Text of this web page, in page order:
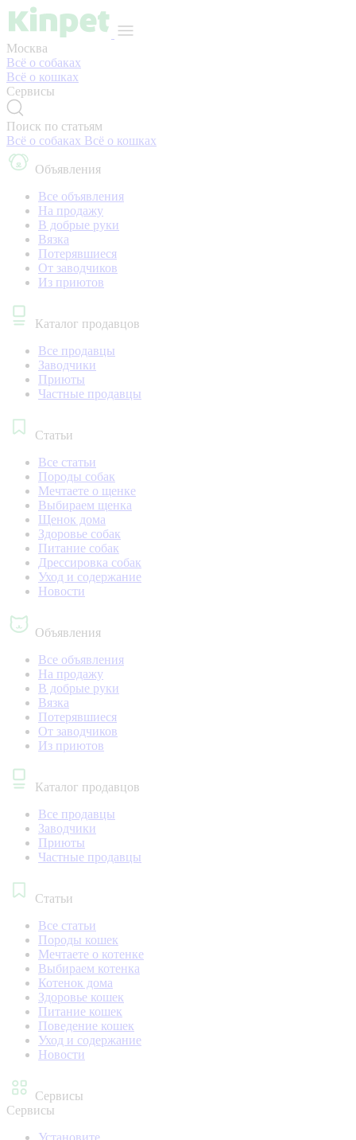
Москва
Всё о собаках
Всё о кошках
Сервисы
Поиск по статьям
Всё о собаках Всё о кошках
Объявления
Все объявления
На продажу
В добрые руки
Вязка
Потерявшиеся
От заводчиков
Из приютов
Каталог продавцов
Все продавцы
Заводчики
Приюты
Частные продавцы
Статьи
Все статьи
Породы собак
Мечтаете о щенке
Выбираем щенка
Щенок дома
Здоровье собак
Питание собак
Дрессировка собак
Уход и содержание
Новости
Объявления
Все объявления
На продажу
В добрые руки
Вязка
Потерявшиеся
От заводчиков
Из приютов
Каталог продавцов
Все продавцы
Заводчики
Приюты
Частные продавцы
Статьи
Все статьи
Породы кошек
Мечтаете о котенке
Выбираем котенка
Котенок дома
Здоровье кошек
Питание кошек
Поведение кошек
Уход и содержание
Новости
Сервисы
Сервисы
Установите